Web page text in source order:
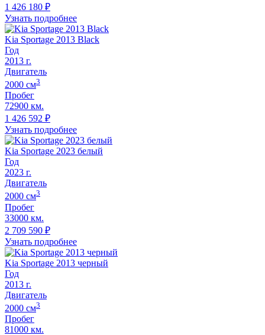
1 426 180 ₽
Узнать подробнее
Kia Sportage 2013 Black
Год
2013 г.
Двигатель
2000 cм3
Пробег
72900 км.
1 426 592 ₽
Узнать подробнее
Kia Sportage 2023 белый
Год
2023 г.
Двигатель
2000 cм3
Пробег
33000 км.
2 709 590 ₽
Узнать подробнее
Kia Sportage 2013 черный
Год
2013 г.
Двигатель
2000 cм3
Пробег
81000 км.